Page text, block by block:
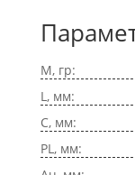
M, гр:
L, мм:
C, мм:
PL, мм: